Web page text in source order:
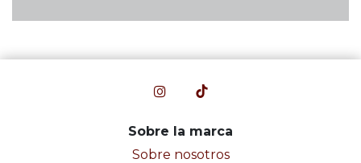
Sobre la marca
Sobre nosotros